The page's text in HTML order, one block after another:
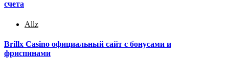
счета
Allz
Brillx Casino официальный сайт с бонусами и
фриспинами